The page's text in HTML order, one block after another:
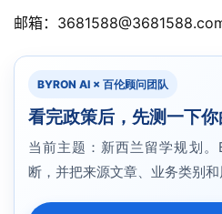
邮箱：
BYRON AI × 百伦顾问团队
看完政策后，先测一下
当前主题：新西兰留学规划
断，并把来源文章、业务类别和